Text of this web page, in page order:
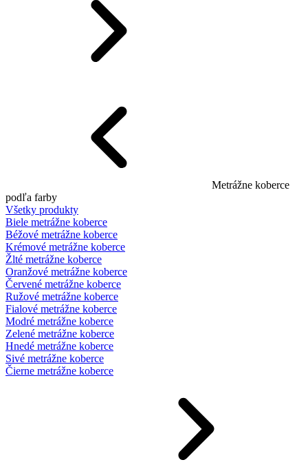
Metrážne koberce
podľa farby
Všetky produkty
Biele metrážne koberce
Béžové metrážne koberce
Krémové metrážne koberce
Žlté metrážne koberce
Oranžové metrážne koberce
Červené metrážne koberce
Ružové metrážne koberce
Fialové metrážne koberce
Modré metrážne koberce
Zelené metrážne koberce
Hnedé metrážne koberce
Sivé metrážne koberce
Čierne metrážne koberce